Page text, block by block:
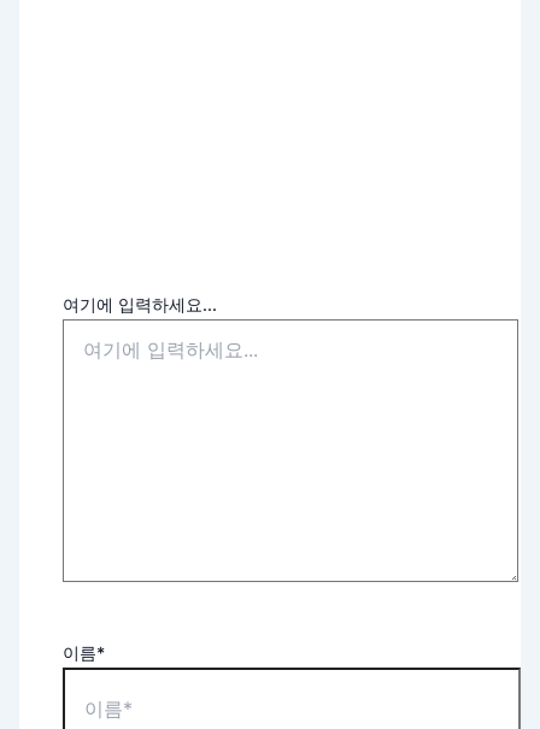
여기에 입력하세요...
이름*